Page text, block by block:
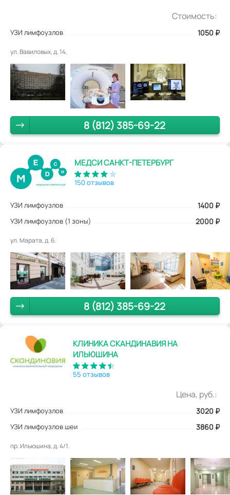
Стоимость:
УЗИ лимфоузлов 1050 ₽
ул. Вавиловых, д. 14.
8 (812) 385-69-22
МЕДСИ САНКТ-ПЕТЕРБУРГ
150 отзывов
УЗИ лимфоузлов 1400 ₽
УЗИ лимфоузлов (1 зоны) 2000 ₽
ул. Марата, д. 6.
8 (812) 385-69-22
КЛИНИКА СКАНДИНАВИЯ НА
ИЛЬЮШИНА
55 отзывов
Цена, руб.:
УЗИ лимфоузлов 3020 ₽
УЗИ лимфоузлов шеи 3860 ₽
пр. Ильюшина, д. 4/1.